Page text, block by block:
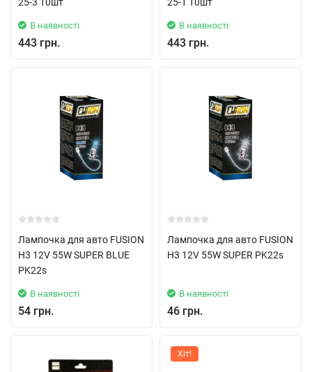
В наявності
443 грн.
В наявності
443 грн.
Лампочка для авто FUSION
H3 12V 55W SUPER BLUE
PK22s
В наявності
54 грн.
Лампочка для авто FUSION
H3 12V 55W SUPER PK22s
В наявності
46 грн.
Хіт!